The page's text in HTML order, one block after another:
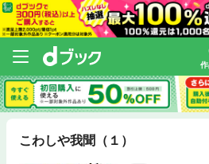
こわしや我聞（１）